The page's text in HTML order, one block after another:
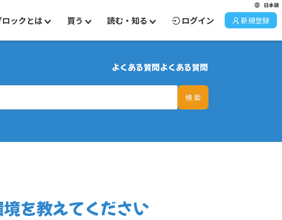
ックとは 買う 読む・知る ログイン 新規登録
日本語
よくある質問よくある質問
検 索
を教えてください